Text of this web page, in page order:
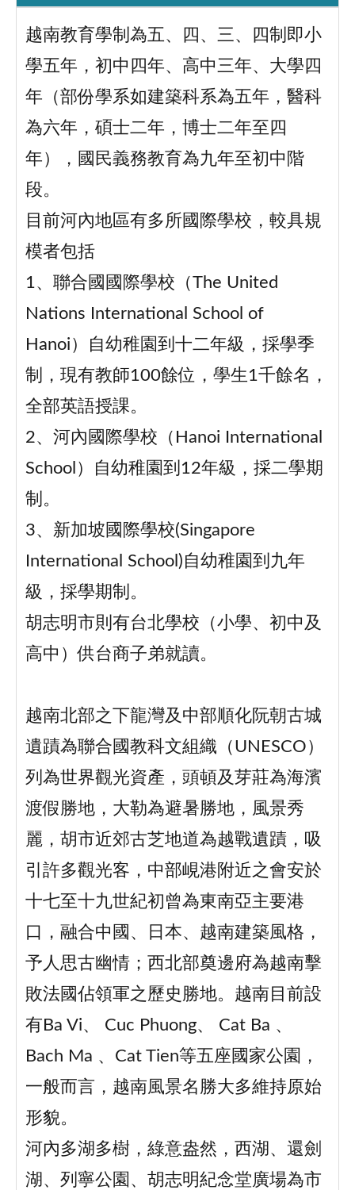
越南教育學制為五、四、三、四制即小
學五年，初中四年、高中三年、大學四
年（部份學系如建築科系為五年，醫科
為六年，碩士二年，博士二年至四
年），國民義務教育為九年至初中階
段。
目前河內地區有多所國際學校，較具規
模者包括
1、聯合國國際學校（The United
Nations International School of
Hanoi）自幼稚園到十二年級，採學季
制，現有教師100餘位，學生1千餘名，
全部英語授課。
2、河內國際學校（Hanoi International
School）自幼稚園到12年級，採二學期
制。
3、新加坡國際學校(Singapore
International School)自幼稚園到九年
級，採學期制。
胡志明市則有台北學校（小學、初中及
高中）供台商子弟就讀。
越南北部之下龍灣及中部順化阮朝古城
遺蹟為聯合國教科文組織（UNESCO）
列為世界觀光資產，頭頓及芽莊為海濱
渡假勝地，大勒為避暑勝地，風景秀
麗，胡市近郊古芝地道為越戰遺蹟，吸
引許多觀光客，中部峴港附近之會安於
十七至十九世紀初曾為東南亞主要港
口，融合中國、日本、越南建築風格，
予人思古幽情；西北部奠邊府為越南擊
敗法國佔領軍之歷史勝地。越南目前設
有Ba Vi、 Cuc Phuong、 Cat Ba 、
Bach Ma 、Cat Tien等五座國家公園，
一般而言，越南風景名勝大多維持原始
形貌。
河內多湖多樹，綠意盎然，西湖、還劍
湖、列寧公園、胡志明紀念堂廣場為市